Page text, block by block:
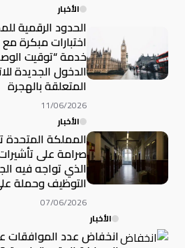
الأخبار
الحدود الرقمية
اختبارات مبكرة
خدمة “توقيت
الدخول الجديدة
المتعلقة بالهجرة
11/06/2026
الأخبار
المملكة
صرامة على
الذي تواجه فيه
التوظيف وحملة
07/06/2026
الأخبار
انخفاض عدد الموافقات